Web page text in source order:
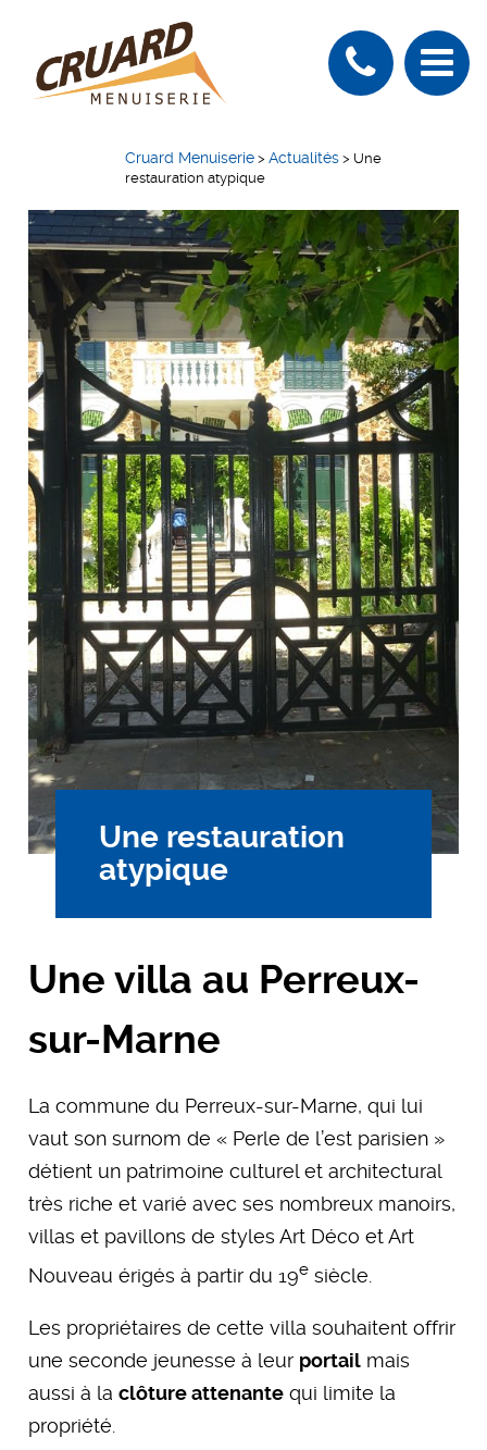
Cruard Menuiserie >Actualités > Une
restauration atypique
Une restauration
atypique
Une villa au Perreux-
sur-Marne
La commune du Perreux-sur-Marne, qui lui
vaut son surnom de « Perle de l’est parisien »
détient un patrimoine culturel et architectural
très riche et varié avec ses nombreux manoirs,
villas et pavillons de styles Art Déco et Art
Nouveau érigés à partir du 19e siècle.
Les propriétaires de cette villa souhaitent offrir
une seconde jeunesse à leur portail mais
aussi à laclôture attenante qui limite la
propriété.